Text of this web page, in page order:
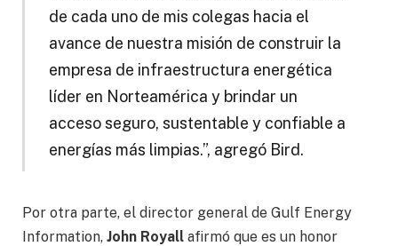
de cada uno de mis colegas hacia el
avance de nuestra misión de construir la
empresa de infraestructura energética
líder en Norteamérica y brindar un
acceso seguro, sustentable y confiable a
energías más limpias.”, agregó Bird.
Por otra parte, el director general de Gulf Energy
Information, John Royall afirmó que es un honor